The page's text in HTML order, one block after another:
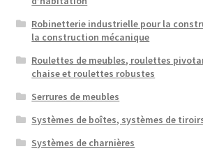
Robinetterie industrielle pour la
la construction mécanique
Roulettes de meubles, roulettes
chaise et roulettes robustes
Serrures de meubles
Systèmes de boîtes, systèmes de
Systèmes de charnières